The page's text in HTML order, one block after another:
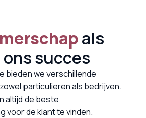
als
ons succes
bieden we verschillende
particulieren als bedrijven.
altijd de beste
voor de klant te vinden.